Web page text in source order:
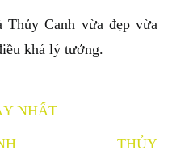
Thủy Canh vừa đẹp vừa
khá lý tưởng.
NHẤT
THỦY